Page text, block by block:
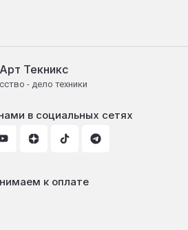
Арт Текникс
- дело техники
в социальных сетях
к оплате